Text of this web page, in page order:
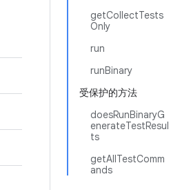
getCollectTests
Only
run
runBinary
受保护的方法
doesRunBinaryG
enerateTestResul
ts
getAllTestComm
ands